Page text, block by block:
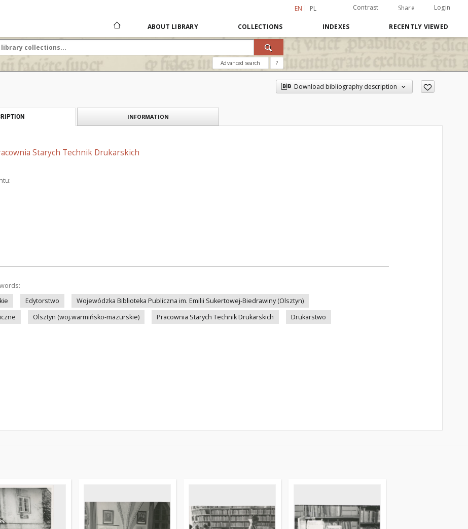
EN PL Contrast Share Login
ABOUT LIBRARY COLLECTIONS INDEXES RECENTLY VIEWED
Advanced search ?
Download bibliography description
INFORMATION
Starych Technik Drukarskich
Edytorstwo
Wojewódzka Biblioteka Publiczna im. Emilii Sukertowej-Biedrawiny (Olsztyn)
Olsztyn (woj.warmińsko-mazurskie) Pracownia Starych Technik Drukarskich Drukarstwo